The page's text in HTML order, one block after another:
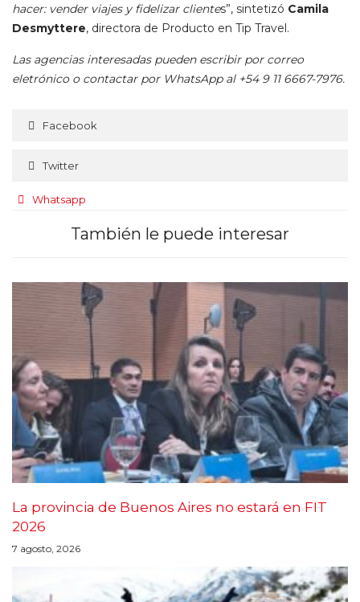
hacer: vender viajes y fidelizar clientes”, sintetizó Camila
Desmyttere, directora de Producto en Tip Travel.
Las agencias interesadas pueden escribir por correo
eletrónico o contactar por WhatsApp al +54 9 11 6667-7976.
Facebook
Twitter
Whatsapp
También le puede interesar
La provincia de Buenos Aires no estará en FIT
2026
7 agosto, 2026